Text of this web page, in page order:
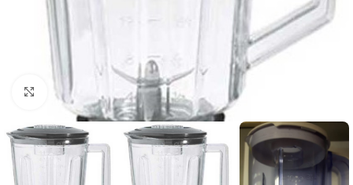
Click to enlarge